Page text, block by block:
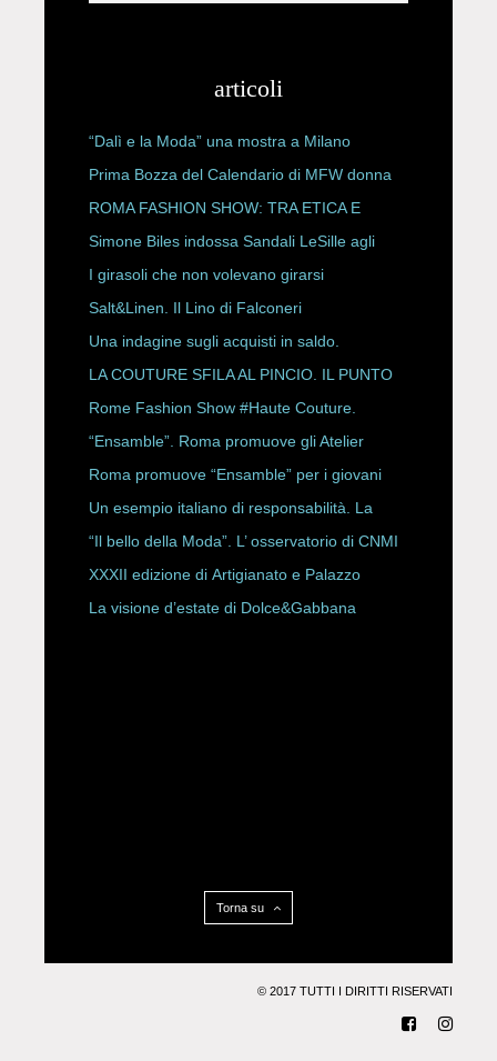
articoli
“Dalì e la Moda” una mostra a Milano
Prima Bozza del Calendario di MFW donna
P/E 2027
ROMA FASHION SHOW: TRA ETICA E
HAUTE COUTURE
Simone Biles indossa Sandali LeSille agli
ESPY Awards 2026
I girasoli che non volevano girarsi
Salt&Linen. Il Lino di Falconeri
Una indagine sugli acquisti in saldo.
LA COUTURE SFILA AL PINCIO. IL PUNTO
CON ALESSANDRO ONORATO E
ROBERTA ANGELILLI
Rome Fashion Show #Haute Couture.
“Ensamble”. Roma promuove gli Atelier
Storici
Roma promuove “Ensamble” per i giovani
Un esempio italiano di responsabilità. La
Rete Slow Fiber
“Il bello della Moda”. L’ osservatorio di CNMI
XXXII edizione di Artigianato e Palazzo
La visione d’estate di Dolce&Gabbana
Torna su
© 2017 TUTTI I DIRITTI RISERVATI